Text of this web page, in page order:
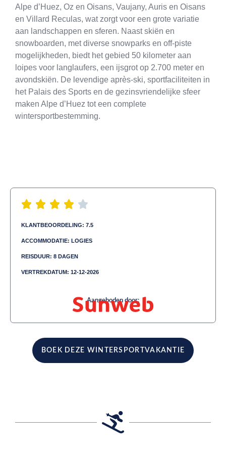
Alpe d’Huez, Oz en Oisans, Vaujany, Auris en Oisans
en Villard Reculas, wat zorgt voor een grote variatie
aan landschappen en sferen. Naast skiën en
snowboarden, met diverse snowparks en off-piste
mogelijkheden, biedt het gebied 50 kilometer aan
loipes voor langlaufers, een ijsgrot op 2.700 meter en
avondskiën. De levendige après-ski, sportfaciliteiten in
het Palais des Sports en de gezinsvriendelijke sfeer
maken Alpe d’Huez tot een complete
wintersportbestemming.
KLANTBEOORDELING: 7.5
ACCOMMODATIE: LOGIES
REISDUUR: 8 DAGEN
VERTREKDATUM: 12-12-2026
Aangeboden door:
BOEK DEZE WINTERSPORTVAKANTIE